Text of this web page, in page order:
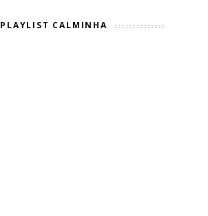
PLAYLIST CALMINHA